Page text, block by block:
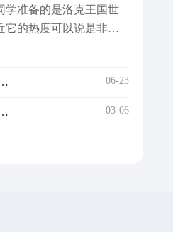
学准备的是洛克王国世
它的热度可以说是非常
竟在哪里能够体验到
。如果说你在最近对于
地址推荐 洛克王国世界下载链接分享 06-23
地址推荐 洛克王国世界下载链接分享 03-06